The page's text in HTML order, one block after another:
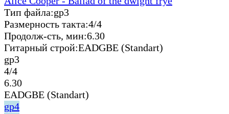
Тип файла:gp3
Размерность такта:4/4
Продолж-сть, мин:6.30
Гитарный строй:EADGBE (Standart)
gp3
4/4
6.30
EADGBE (Standart)
gp4